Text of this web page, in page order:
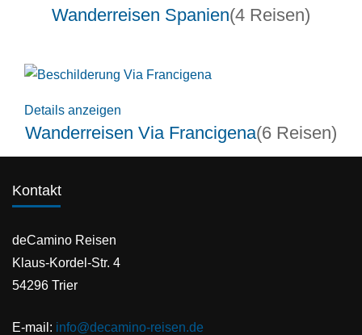
Wanderreisen Spanien(4 Reisen)
Details anzeigen
Wanderreisen Via Francigena(6 Reisen)
Kontakt
deCamino Reisen
Klaus-Kordel-Str. 4
54296 Trier
E-mail: info@decamino-reisen.de